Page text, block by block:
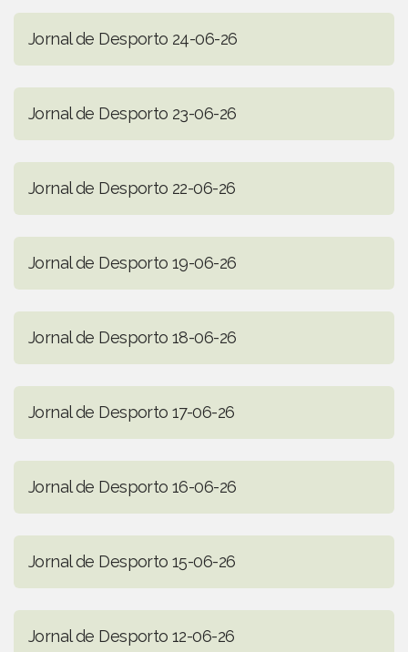
Jornal de Desporto 24-06-26
Jornal de Desporto 23-06-26
Jornal de Desporto 22-06-26
Jornal de Desporto 19-06-26
Jornal de Desporto 18-06-26
Jornal de Desporto 17-06-26
Jornal de Desporto 16-06-26
Jornal de Desporto 15-06-26
Jornal de Desporto 12-06-26